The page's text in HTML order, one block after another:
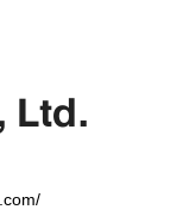
Ltd.